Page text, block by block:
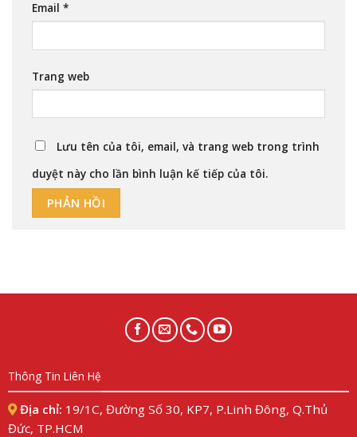
Email *
Trang web
Lưu tên của tôi, email, và trang web trong trình
duyệt này cho lần bình luận kế tiếp của tôi.
Thông Tin Liên Hệ
Địa chỉ: 19/1C, Đường Số 30, KP7, P.Linh Đông, Q.Thủ
Đức, TP.HCM